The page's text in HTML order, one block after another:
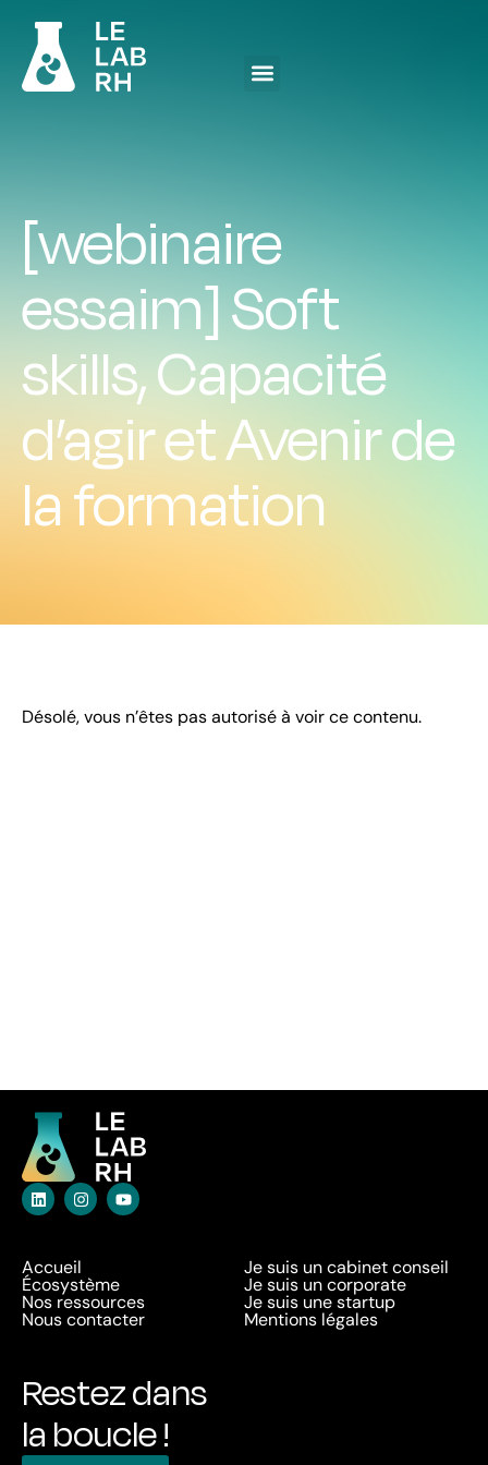
[webinaire
essaim] Soft
skills, Capacité
d’agir et Avenir de
la formation
Désolé, vous n’êtes pas autorisé à voir ce contenu.
Accueil
Écosystème
Nos ressources
Nous contacter
Je suis un cabinet conseil
Je suis un corporate
Je suis une startup
Mentions légales
Restez dans
la boucle !